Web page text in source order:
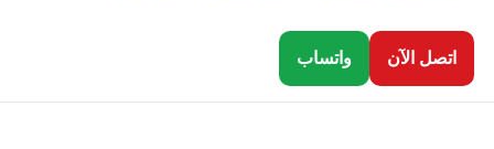
اتصل الآن واتساب